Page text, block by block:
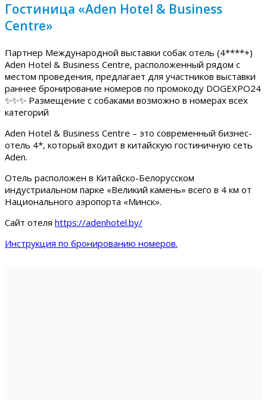
Гостиница «Aden Hotel & Business
Centre»
Партнер Международной выставки собак отель (4****+)
Aden Hotel & Business Centre, расположенный рядом с
местом проведения, предлагает для участников выставки
раннее бронирование номеров по промокоду DOGEXPO24
✨✨✨ Размещение с собаками возможно в номерах всех
категорий
Aden Hotel & Business Centre – это современный бизнес-
отель 4*, который входит в китайскую гостиничную сеть
Aden.
Отель расположен в Китайско-Белорусском
индустриальном парке «Великий камень» всего в 4 км от
Национального аэропорта «Минск».
Сайт отеля https://adenhotel.by/
Инструкция по бронированию номеров.